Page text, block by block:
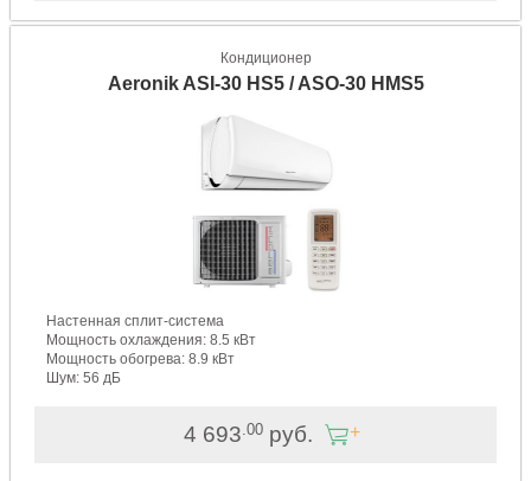
Кондиционер
Aeronik ASI-30 HS5 / ASO-30 HMS5
Настенная сплит-система
Мощность охлаждения: 8.5 кВт
Мощность обогрева: 8.9 кВт
Шум: 56 дБ
4 693 .00руб.